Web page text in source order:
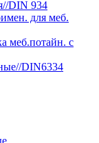
DIN 934
для меб.
меб.потайн. с
DIN6334